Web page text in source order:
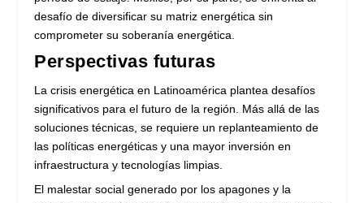
desafío de diversificar su matriz energética sin
comprometer su soberanía energética.
Perspectivas futuras
La crisis energética en Latinoamérica plantea desafíos
significativos para el futuro de la región. Más allá de las
soluciones técnicas, se requiere un replanteamiento de
las políticas energéticas y una mayor inversión en
infraestructura y tecnologías limpias.
El malestar social generado por los apagones y la